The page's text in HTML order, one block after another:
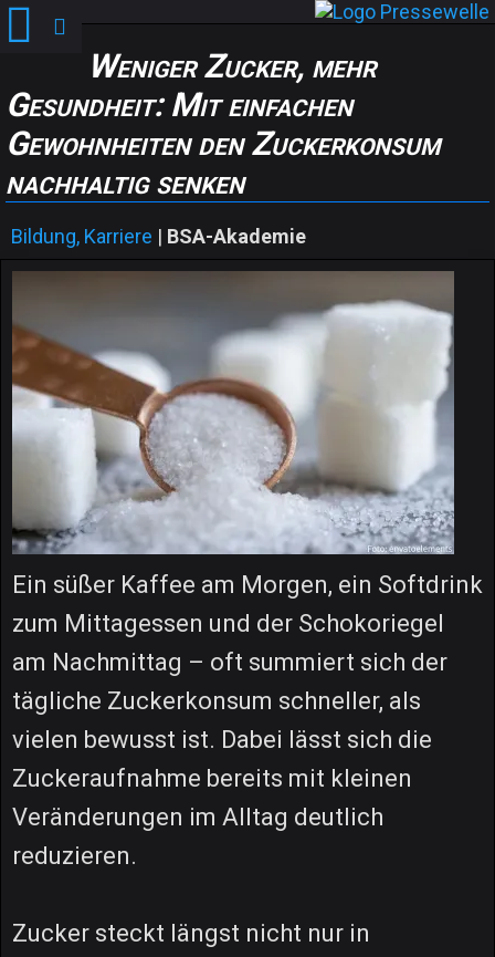
Weniger Zucker, mehr
Gesundheit: Mit einfachen
Gewohnheiten den Zuckerkonsum
nachhaltig senken
Bildung, Karriere | BSA-Akademie
Ein süßer Kaffee am Morgen, ein Softdrink
zum Mittagessen und der Schokoriegel
am Nachmittag – oft summiert sich der
tägliche Zuckerkonsum schneller, als
vielen bewusst ist. Dabei lässt sich die
Zuckeraufnahme bereits mit kleinen
Veränderungen im Alltag deutlich
reduzieren.
Zucker steckt längst nicht nur in